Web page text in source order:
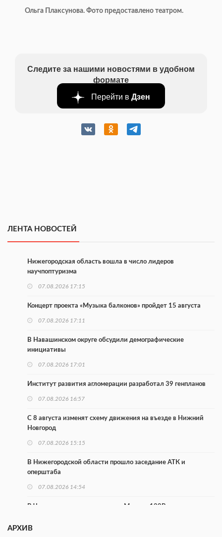
Ольга Плаксунова. Фото предоставлено театром.
Следите за нашими новостями в удобном
формате
Перейти в Дзен
ЛЕНТА НОВОСТЕЙ
Нижегородская область вошла в число лидеров
научпоптуризма
07.08.2026 17:15
Концерт проекта «Музыка балконов» пройдет 15 августа
07.08.2026 17:11
В Навашинском округе обсудили демографические
инициативы
07.08.2026 17:01
Институт развития агломерации разработал 39 генпланов
07.08.2026 16:57
С 8 августа изменят схему движения на въезде в Нижний
Новгород
07.08.2026 15:15
В Нижегородской области прошло заседание АТК и
оперштаба
07.08.2026 14:54
В Чкаловске спустили на воду «Метеор-120Р»
АРХИВ